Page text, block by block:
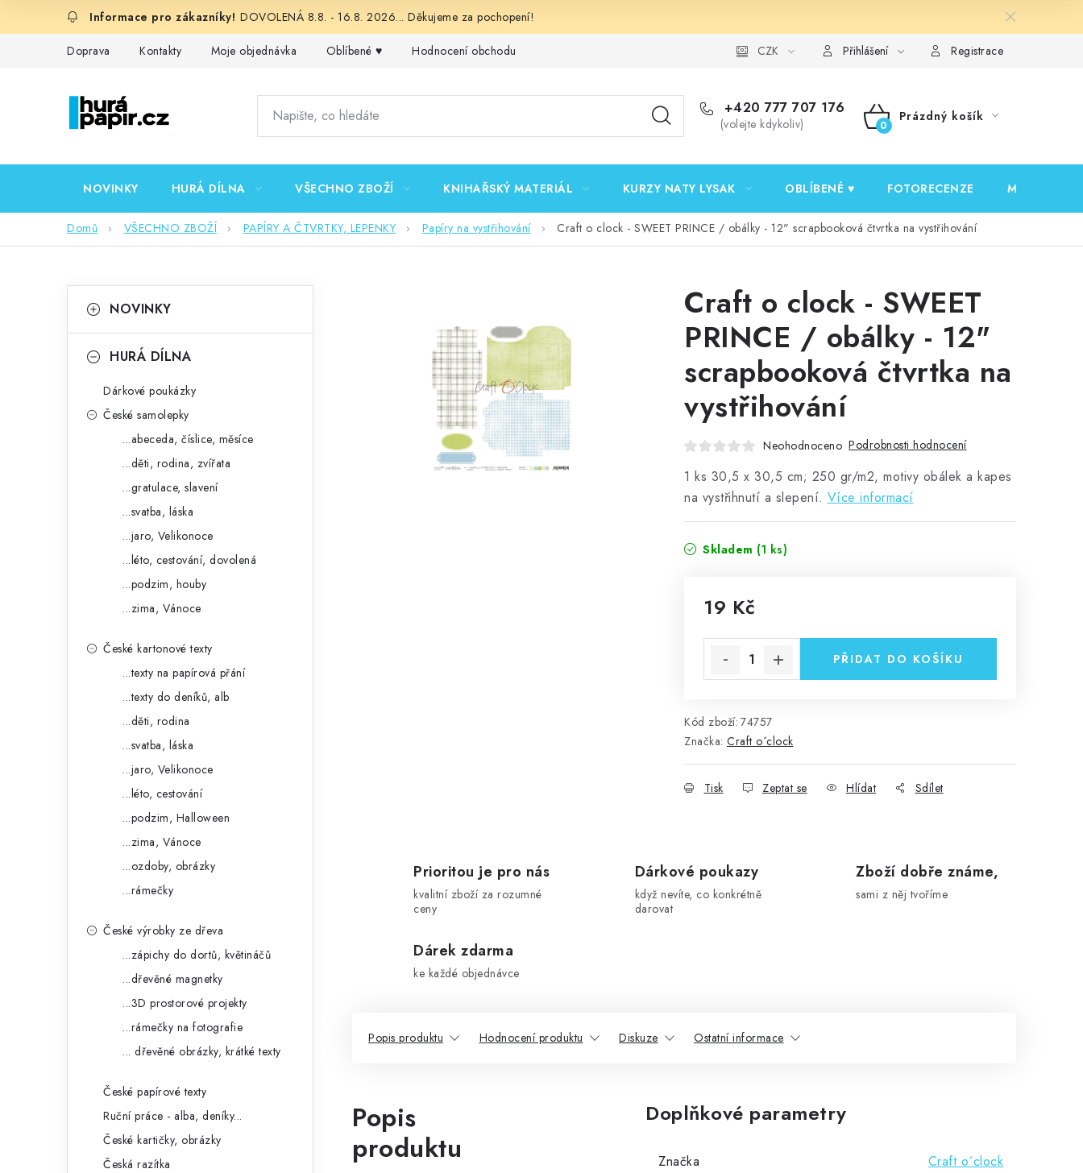
DOVOLENÁ 8.8. - 16.8. 2026... Děkujeme za pochopení!
Doprava Kontakty Moje objednávka Oblíbené ♥️ Hodnocení obchodu Podmínky ochrany osobních údajů Ověřování recenzí
CZK Přihlášení Registrace
+420 777 707 176
(volejte kdykoliv)
NÁKUPNÍ
Prázdný košík
NOVINKY HURÁ DÍLNA VŠECHNO ZBOŽÍ KNIHAŘSKÝ MATERIÁL KURZY NATY LYSAK OBLÍBENÉ ♥️ FOTORECENZE MOJE
Domů VŠECHNO ZBOŽÍ PAPÍRY A ČTVRTKY, LEPENKY Papíry na vystřihování Craft o clock - SWEET PRINCE / obálky - 12" scrapbooková čtvrtka na vystřihování
okategorie
a
NOVINKY
HURÁ DÍLNA
Dárkové poukázky
České samolepky
...abeceda, číslice, měsíce
...děti, rodina, zvířata
...gratulace, slavení
...svatba, láska
...jaro, Velikonoce
...léto, cestování, dovolená
...podzim, houby
...zima, Vánoce
České kartonové texty
...texty na papírová přání
...texty do deníků, alb
...děti, rodina
...svatba, láska
...jaro, Velikonoce
...léto, cestování
...podzim, Halloween
...zima, Vánoce
...ozdoby, obrázky
...rámečky
České výrobky ze dřeva
...zápichy do dortů, květináčů
...dřevěné magnetky
...3D prostorové projekty
...rámečky na fotografie
... dřevěné obrázky, krátké texty
České papírové texty
Ruční práce - alba, deníky...
České kartičky, obrázky
Česká razítka
Craft o clock - SWEET
PRINCE / obálky - 12"
scrapbooková čtvrtka na
vystřihování
Neohodnoceno Podrobnosti hodnocení
1 ks 30,5 x 30,5 cm; 250 gr/m2, motivy obálek a kapes
na vystřihnutí a slepení. Více informací
Skladem (1 ks)
19 Kč
PŘIDAT DO KOŠÍKU
Kód zboží: 74757
Značka: Craft o´clock
Tisk Zeptat se Hlídat Sdílet
Prioritou je pro nás
kvalitní zboží za rozumné
ceny
Dárkové poukazy
když nevíte, co konkrétně
darovat
Zboží dobře známe,
sami z něj tvoříme
Dárek zdarma
ke každé objednávce
Popis produktu Hodnocení produktu Diskuze Ostatní informace
Popis
produktu
Doplňkové parametry
Značka Craft o´clock